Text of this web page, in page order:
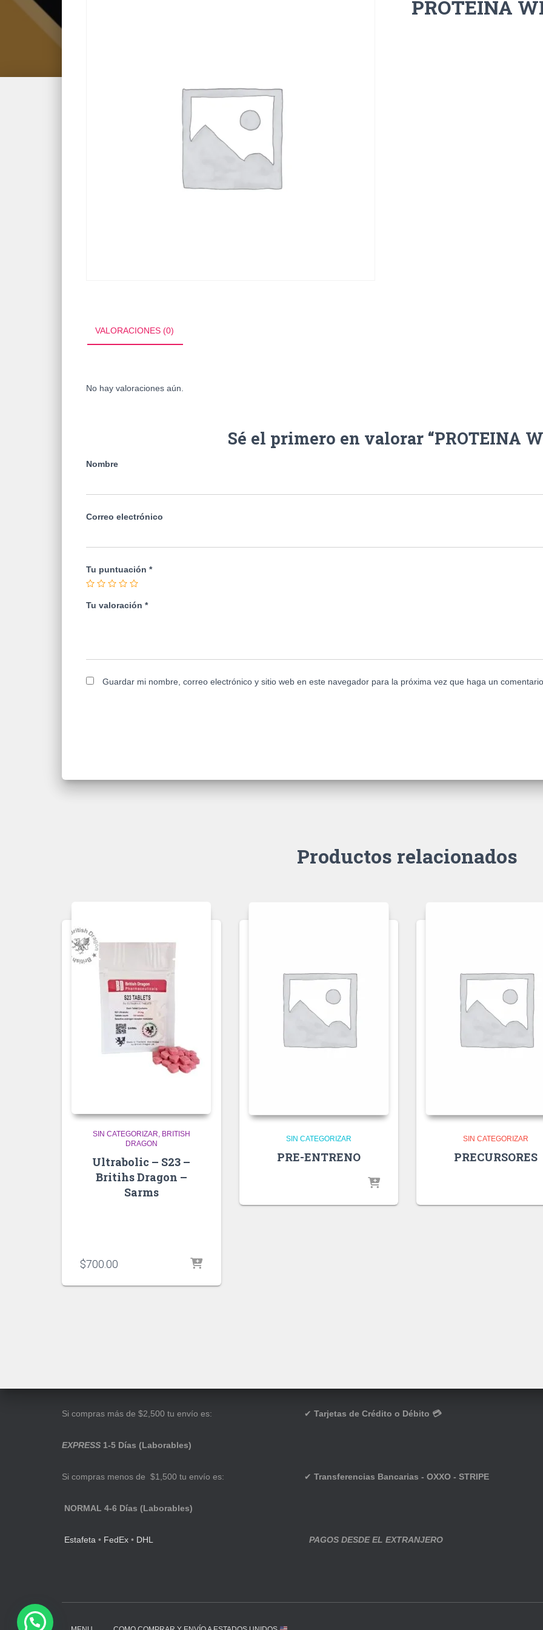
PROTEINA
VALORACIONES (0)
No hay valoraciones aún.
Sé el primero en valorar “PROTEINA
Nombre
Correo electrónico
Tu puntuación *
Tu valoración *
Guardar mi nombre, correo electrónico y sitio web en este navegador para la próxima vez que haga un
Productos relacionados
SIN CATEGORIZAR
BRITISH
DRAGON
Ultrabolic – S23 –
Britihs Dragon –
Sarms
$700.00
SIN CATEGORIZAR
PRE-ENTRENO
SIN CATEGORIZAR
PRECURSORES
Si compras más de $2,500 tu envío es:
EXPRESS 1-5 Días (Laborables)
Si compras menos de $1,500 tu envío es:
NORMAL 4-6 Días (Laborables)
Estafeta • FedEx • DHL
✔ Tarjetas de Crédito o Débito 💳
✔ Transferencias Bancarias - OXXO - STRIPE
PAGOS DESDE EL EXTRANJERO